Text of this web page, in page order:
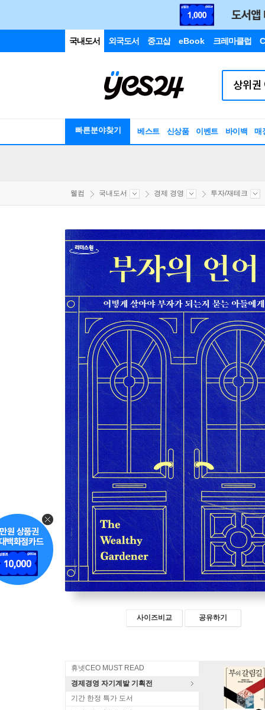
국내도서 외국도서 중고샵 eBook 크레마클럽
빠른분야찾기 베스트 신상품 이벤트 바이백 매
웰컴 국내도서 경제 경영 투자/재테크
사이즈비교 공유하기
휴넷CEO MUST READ
경제경영 자기계발 기획전
기간 한정 특가 도서